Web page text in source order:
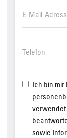
Ich bin
verwendet
sowie